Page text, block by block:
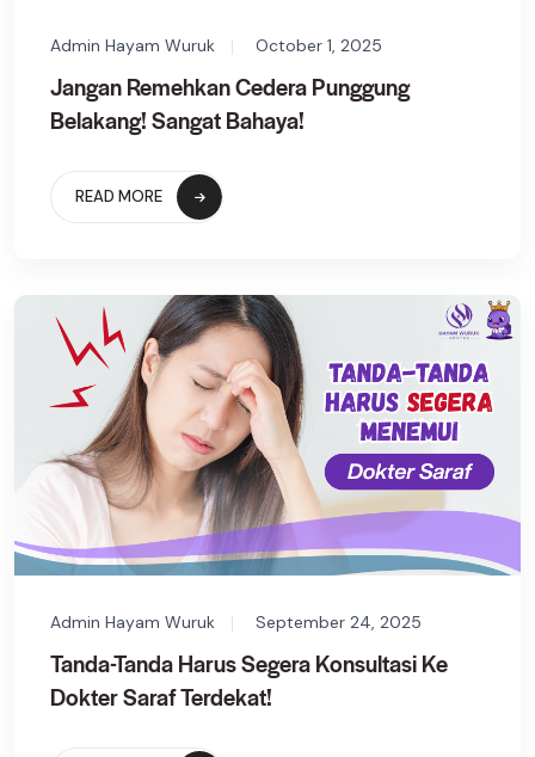
Admin Hayam Wuruk October 1, 2025
Jangan Remehkan Cedera Punggung
Belakang! Sangat Bahaya!
READ MORE
Admin Hayam Wuruk September 24, 2025
Tanda-Tanda Harus Segera Konsultasi Ke
Dokter Saraf Terdekat!